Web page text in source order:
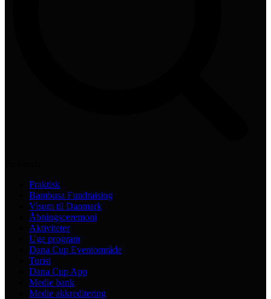
Praktisk
Bambusa Fundraising
Visum til Danmark
Åbningsceremoni
Aktiviteter
Uge program
Dana Cup Eventområde
Turist
Dana Cup App
Medie bank
Medie akkreditering